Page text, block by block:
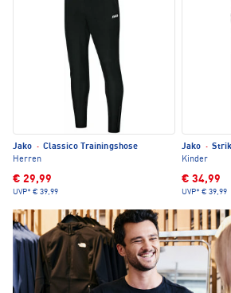
Jako · Classico Trainingshose
Herren
€ 29,99
UVP* € 39,99
Jako ·
Kinder
€ 34,99
UVP* € 39,99